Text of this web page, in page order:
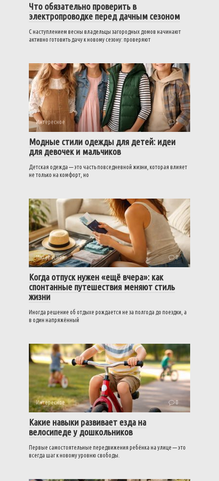
Что обязательно проверить в
электропроводке перед дачным сезоном
С наступлением весны владельцы загородных домов начинают
активно готовить дачу к новому сезону: проверяют
Интересное 0
Модные стили одежды для детей: идеи
для девочек и мальчиков
Детская одежда — это часть повседневной жизни, которая влияет
не только на комфорт, но
Интересное 0
Когда отпуск нужен «ещё вчера»: как
спонтанные путешествия меняют стиль
жизни
Иногда решение об отдыхе рождается не за полгода до поездки, а
в один напряжённый
Интересное 0
Какие навыки развивает езда на
велосипеде у дошкольников
Первые самостоятельные передвижения ребёнка на улице — это
всегда шаг к новому уровню свободы.